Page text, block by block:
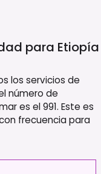
para Etiopía
los servicios de
número de
es el 991. Este es
frecuencia para